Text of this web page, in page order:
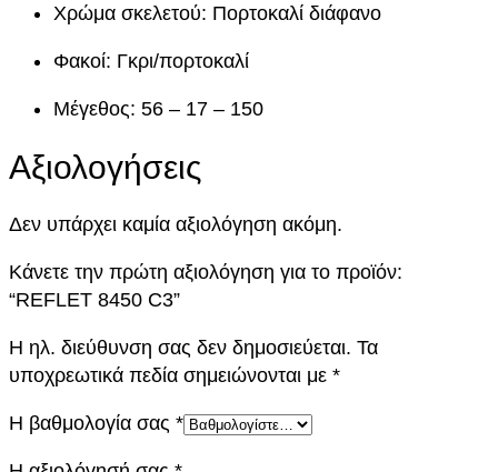
α
Χρώμα σκελετού: Πορτοκαλί διάφανο
Φακοί: Γκρι/πορτοκαλί
Μέγεθος: 56 – 17 – 150
Αξιολογήσεις
Δεν υπάρχει καμία αξιολόγηση ακόμη.
Κάνετε την πρώτη αξιολόγηση για το προϊόν:
“REFLET 8450 C3”
Η ηλ. διεύθυνση σας δεν δημοσιεύεται. Τα
υποχρεωτικά πεδία σημειώνονται με *
Η βαθμολογία σας *